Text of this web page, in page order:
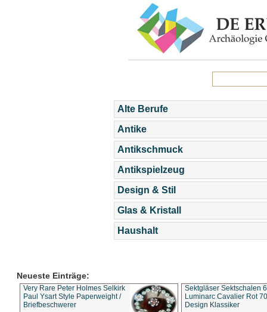
Alte Berufe
Antike
Antikschmuck
Antikspielzeug
Design & Stil
Glas & Kristall
Haushalt
Neueste Einträge:
Very Rare Peter Holmes Selkirk
Paul Ysart Style Paperweight /
Briefbeschwerer
Sektgläser Sektschalen
Luminarc Cavalier Rot
Design Klassiker